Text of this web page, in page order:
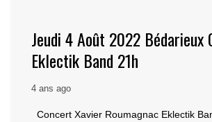
Jeudi 4 Août 2022 Bédarieux
Eklectik Band 21h
4 ans ago
Concert Xavier Roumagnac Eklectik